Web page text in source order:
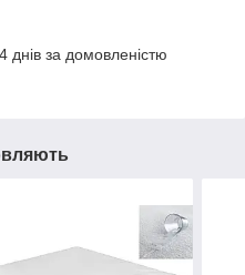
за домовленістю